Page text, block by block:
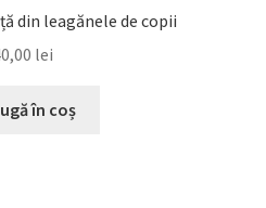
din leagănele de copii
lei
în coș